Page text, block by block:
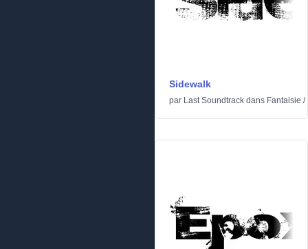
Sidewalk
par Last Soundtrack dans Fantaisie /